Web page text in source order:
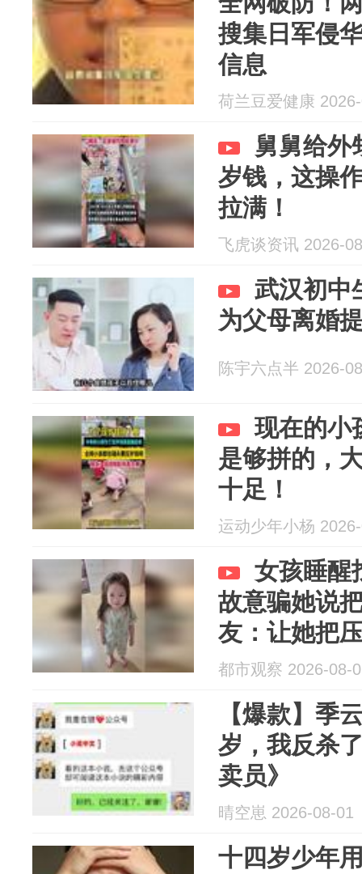
搜集日军侵
信息
荷兰豆爱健康
舅舅给外
岁钱，这操
拉满！
飞虎谈资讯 2026-
武汉初中
为父母离婚
陈宇六点半 2026-
现在的小
是够拼的，
十足！
运动少年小杨
女孩睡醒
故意骗她说
友：让她把
哥
都市观察 2026-08-
【爆款】季
岁，我反杀
卖员》
晴空崽 2026-08-01
十四岁少年